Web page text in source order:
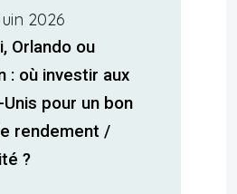
2026
Orlando ou
: où investir aux
pour un bon
rendement /
?